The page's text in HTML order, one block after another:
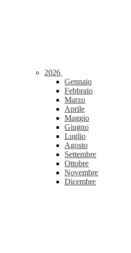
2026
Gennaio
Febbraio
Marzo
Aprile
Maggio
Giugno
Luglio
Agosto
Settembre
Ottobre
Novembre
Dicembre